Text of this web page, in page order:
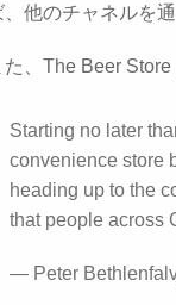
、他のチャネルを
た、The Beer
Starting no later
convenience store
heading up to the
that people across
— Peter